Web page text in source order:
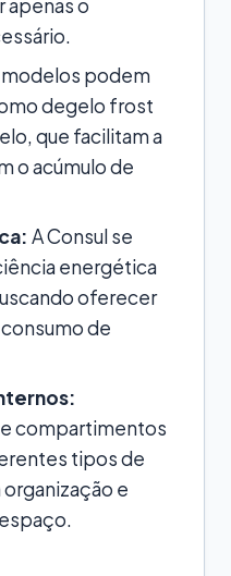
apenas o
modelos podem
degelo frost
que facilitam a
o acúmulo de
A Consul se
energética
oferecer
de
compartimentos
tipos de
e